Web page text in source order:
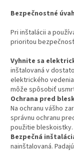
Bezpečnostné
Pri inštalácii a
prioritou
Vyhnite sa
inštalovaná v
elektrického
môže spôsobiť
Ochrana pred
Na ochranu vášho
správnu ochranu
použitie bleskoistky.
Bezpečná
nainštalovaná.